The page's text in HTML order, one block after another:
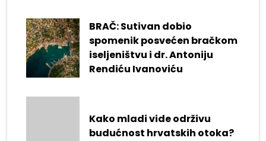
BRAČ: Sutivan dobio
spomenik posvećen bračkom
iseljeništvu i dr. Antoniju
Rendiću Ivanoviću
Kako mladi vide održivu
budućnost hrvatskih otoka?